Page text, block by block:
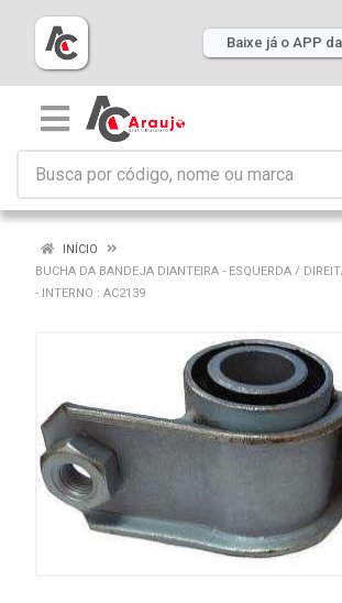
Baixe já o APP
INÍCIO
BUCHA DA BANDEJA DIANTEIRA - ESQUERDA /
- INTERNO : AC2139